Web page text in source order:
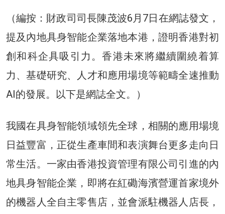
（編按：財政司司長陳茂波6月7日在網誌發文，
提及內地具身智能企業落地本港，證明香港對初
創和科企具吸引力。香港未來將繼續圍繞着算
力、基礎研究、人才和應用場境等範疇全速推動
AI的發展。 以下是網誌全文。）
我國在具身智能領域領先全球，相關的應用場境
日益豐富，正從生產車間和表演舞台更多走向日
常生活。一家由香港投資管理有限公司引進的內
地具身智能企業，即將在紅磡海濱營運首家境外
的機器人全自主零售店，並會派駐機器人店長，